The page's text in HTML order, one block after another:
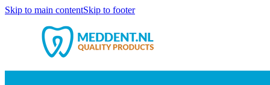
Skip to main contentSkip to footer